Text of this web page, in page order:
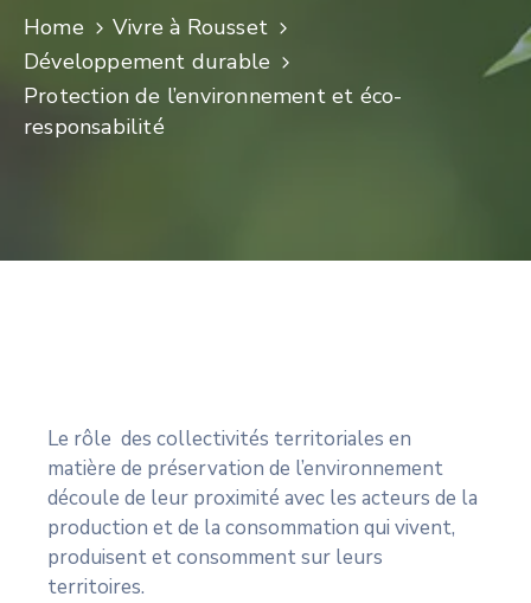
CULTURE
SPORTS
Home
Vivre à Rousset
Développement durable
Protection de l’environnement et éco-
responsabilité
Le rôle des collectivités territoriales en
matière de préservation de l’environnement
découle de leur proximité avec les acteurs de la
production et de la consommation qui vivent,
produisent et consomment sur leurs
territoires.